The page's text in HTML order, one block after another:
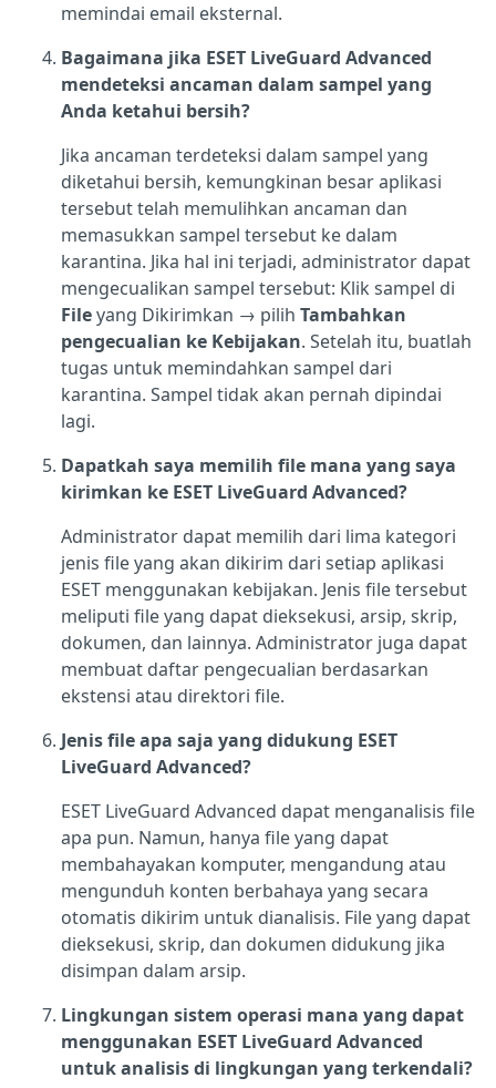
memindai email eksternal.
Bagaimana jika ESET LiveGuard Advanced
mendeteksi ancaman dalam sampel yang
Anda ketahui bersih?
Jika ancaman terdeteksi dalam sampel yang
diketahui bersih, kemungkinan besar aplikasi
tersebut telah memulihkan ancaman dan
memasukkan sampel tersebut ke dalam
karantina. Jika hal ini terjadi, administrator dapat
mengecualikan sampel tersebut: Klik sampel di
Fileyang Dikirimkan → pilih Tambahkan
pengecualian ke Kebijakan. Setelah itu, buatlah
tugas untuk memindahkan sampel dari
karantina. Sampel tidak akan pernah dipindai
lagi.
Dapatkah saya memilih file mana yang saya
kirimkan ke ESET LiveGuard Advanced?
Administrator dapat memilih dari lima kategori
jenis file yang akan dikirim dari setiap aplikasi
ESET menggunakan kebijakan. Jenis file tersebut
meliputi file yang dapat dieksekusi, arsip, skrip,
dokumen, dan lainnya. Administrator juga dapat
membuat daftar pengecualian berdasarkan
ekstensi atau direktori file.
Jenis file apa saja yang didukung ESET
LiveGuard Advanced?
ESET LiveGuard Advanced dapat menganalisis file
apa pun. Namun, hanya file yang dapat
membahayakan komputer, mengandung atau
mengunduh konten berbahaya yang secara
otomatis dikirim untuk dianalisis. File yang dapat
dieksekusi, skrip, dan dokumen didukung jika
disimpan dalam arsip.
Lingkungan sistem operasi mana yang dapat
menggunakan ESET LiveGuard Advanced
untuk analisis di lingkungan yang terkendali?